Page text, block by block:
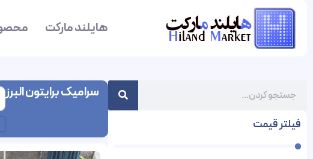
هایلند مارکت
فیلتر قیمت
سرامیک برایتون البرز